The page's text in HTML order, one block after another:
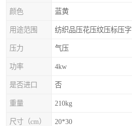
颜色 蓝黄
用途范围 纺织品压花压纹压标压字
压力 气压
功率 4kw
是否进口 否
重量 210kg
尺寸（cm） 20*30